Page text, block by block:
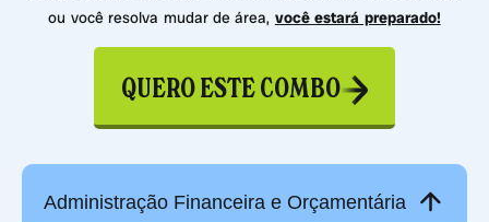
ou você resolva mudar de área, você estará preparado!
QUERO ESTE COMBO
Administração Financeira e Orçamentária